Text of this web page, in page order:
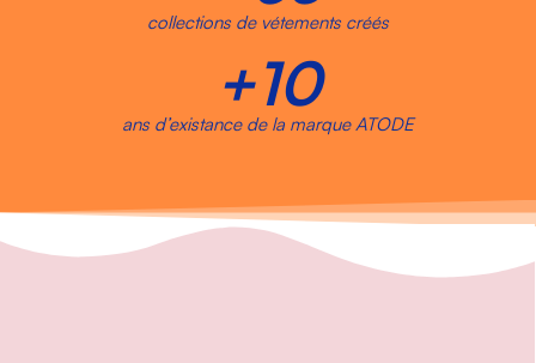
collections de vétements créés
+10
ans d’existance de la marque ATODE